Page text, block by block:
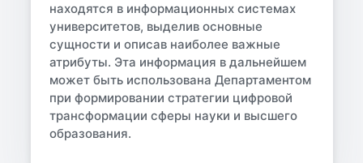
находятся в информационных системах
университетов, выделив основные
сущности и описав наиболее важные
атрибуты. Эта информация в дальнейшем
может быть использована Департаментом
при формировании стратегии цифровой
трансформации сферы науки и высшего
образования.